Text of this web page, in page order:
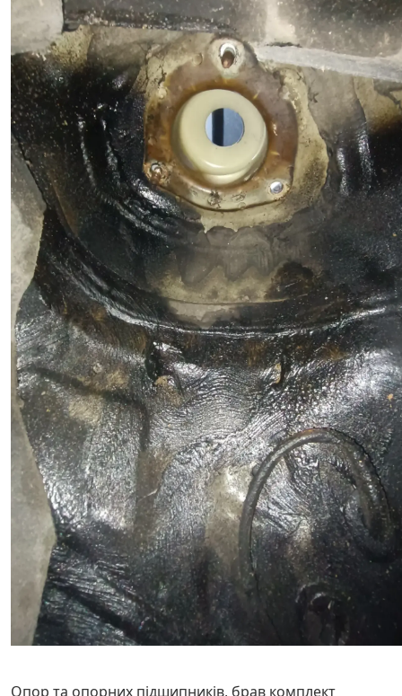
Опор та опорних підшипників, брав комплект